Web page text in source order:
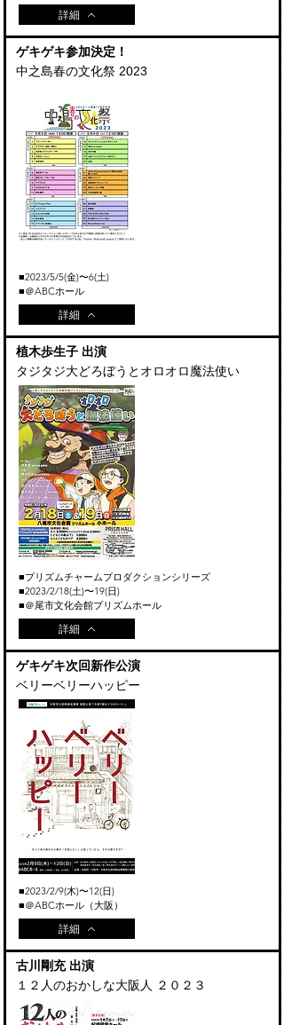
詳細
​ゲキゲキ参加決定！
中之島春の文化祭 2023
■2023/5/5(金)〜6(土)
■＠ABCホール
詳細
植木歩生子 出演
タジタジ大どろぼうとオロオロ魔法使い
■​プリズムチャームプロダクションシリーズ
■2023/2/18(土)〜19(日)
■＠尾市文化会館プリズムホール
詳細
​ゲキゲキ次回新作公演
ベリーベリーハッピー
■2023/2/9(木)〜12(日)
■＠ABCホール（大阪）
詳細
古川剛充 出演
１２人のおかしな大阪人 ２０２３